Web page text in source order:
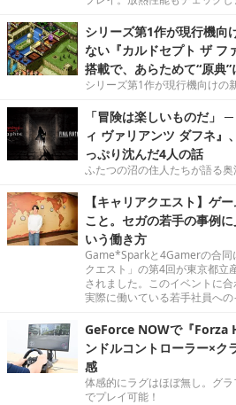
シリーズ第1作が現行機向
ない『カルドセプト ザ フ
搭載で、あらためて“原典
シリーズ第1作が現行機向けの
「冒険は楽しいものだ」
ィ ヴァリアンツ ダフネ
っぷり沈んだ4人の話
ふたつの沼の住人たちが語る奥
【キャリアクエスト】ゲ
こと。セガの若手の事例
いう働き方
Game*Sparkと4Gamerの合同
クエスト」の第4回が東京都立
されました。このイベントに
実際に働いている若手社員への
GeForce NOWで『Forza
ンドルコントローラー×ク
感
体感的にラグはほぼ無し。グ
でプレイ可能！